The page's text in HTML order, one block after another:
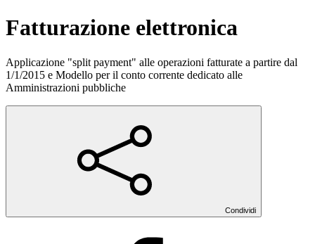
Fatturazione elettronica
Applicazione "split payment" alle operazioni fatturate a partire dal
1/1/2015 e Modello per il conto corrente dedicato alle
Amministrazioni pubbliche
Condividi